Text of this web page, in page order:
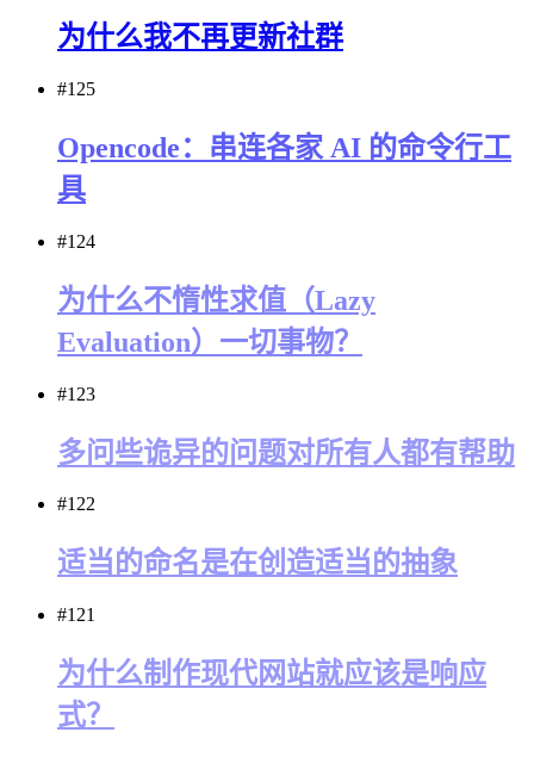
为什么我不再更新社群
#125
Opencode：串连各家 AI 的命令行工
具
#124
为什么不惰性求值（Lazy
Evaluation）一切事物？
#123
多问些诡异的问题对所有人都有帮助
#122
适当的命名是在创造适当的抽象
#121
为什么制作现代网站就应该是响应
式？